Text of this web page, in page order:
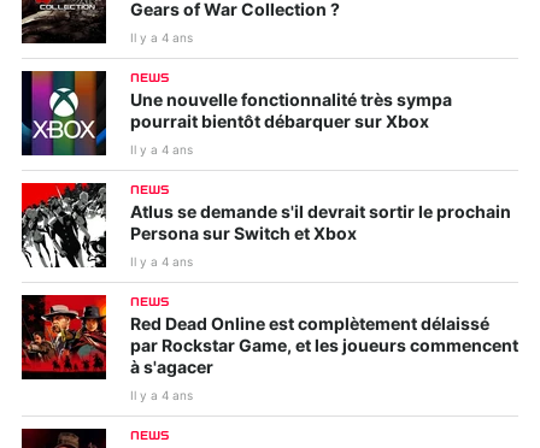
Gears of War Collection ?
Il y a 4 ans
NEWS
Une nouvelle fonctionnalité très sympa
pourrait bientôt débarquer sur Xbox
Il y a 4 ans
NEWS
Atlus se demande s'il devrait sortir le prochain
Persona sur Switch et Xbox
Il y a 4 ans
NEWS
Red Dead Online est complètement délaissé
par Rockstar Game, et les joueurs commencent
à s'agacer
Il y a 4 ans
NEWS